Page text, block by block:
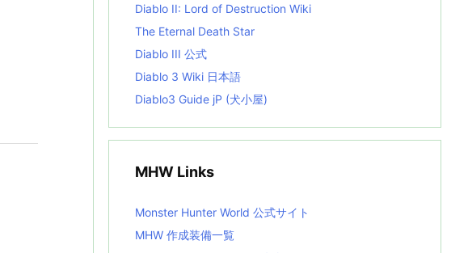
Diablo II: Lord of Destruction Wiki
The Eternal Death Star
Diablo III 公式
Diablo 3 Wiki 日本語
Diablo3 Guide jP (犬小屋)
MHW Links
Monster Hunter World 公式サイト
MHW 作成装備一覧